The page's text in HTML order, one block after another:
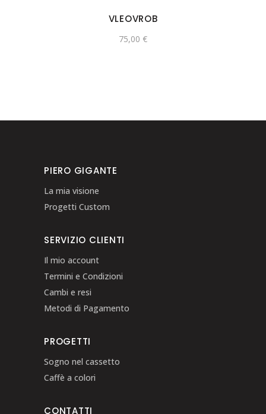
VLEOVROB
75,00 €
PIERO GIGANTE
La mia visione
Progetti Custom
SERVIZIO CLIENTI
Il mio account
Termini e Condizioni
Cambi e resi
Metodi di Pagamento
PROGETTI
Sogno nel cassetto
Caffè a colori
CONTATTI